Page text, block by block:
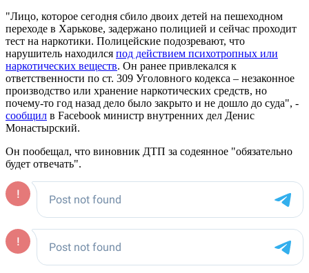
"Лицо, которое сегодня сбило двоих детей на пешеходном
переходе в Харькове, задержано полицией и сейчас проходит
тест на наркотики. Полицейские подозревают, что
нарушитель находился под действием психотропных или
наркотических веществ. Он ранее привлекался к
ответственности по ст. 309 Уголовного кодекса – незаконное
производство или хранение наркотических средств, но
почему-то год назад дело было закрыто и не дошло до суда", -
сообщил в Facebook министр внутренних дел Денис
Монастырский.
Он пообещал, что виновник ДТП за содеянное "обязательно
будет отвечать".